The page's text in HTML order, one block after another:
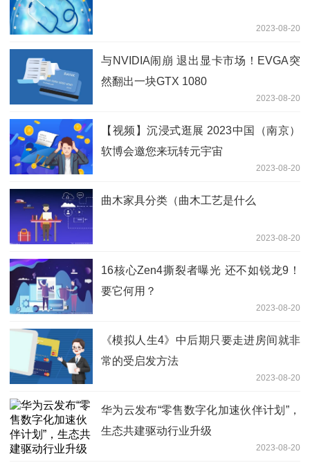
2023-08-20
与NVIDIA闹崩 退出显卡市场！EVGA突
然翻出一块GTX 1080
2023-08-20
【视频】沉浸式逛展 2023中国（南京）
软博会邀您来玩转元宇宙
2023-08-20
曲木家具分类（曲木工艺是什么
2023-08-20
16核心Zen4撕裂者曝光 还不如锐龙9！
要它何用？
2023-08-20
《模拟人生4》中后期只要走进房间就非
常的受启发方法
2023-08-20
华为云发布“零售数字化加速伙伴计划”，
生态共建驱动行业升级
2023-08-20